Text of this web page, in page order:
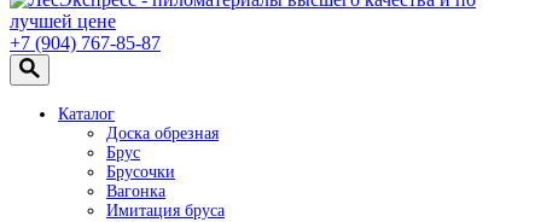
+7 (904) 767-85-87
Каталог
Доска обрезная
Брус
Брусочки
Вагонка
Имитация бруса